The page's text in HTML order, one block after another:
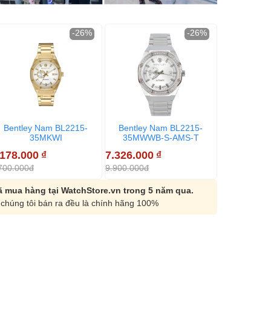
Bentley Nam BL2215-
35MKWI
₫
-26%
Bentley Nam BL2215-
35MWWB-S-AMS-T
7.326.000 ₫
9.900.000đ
-26%
mua hàng tại WatchStore.vn trong 5 năm qua.
tôi bán ra đều là chính hãng 100%